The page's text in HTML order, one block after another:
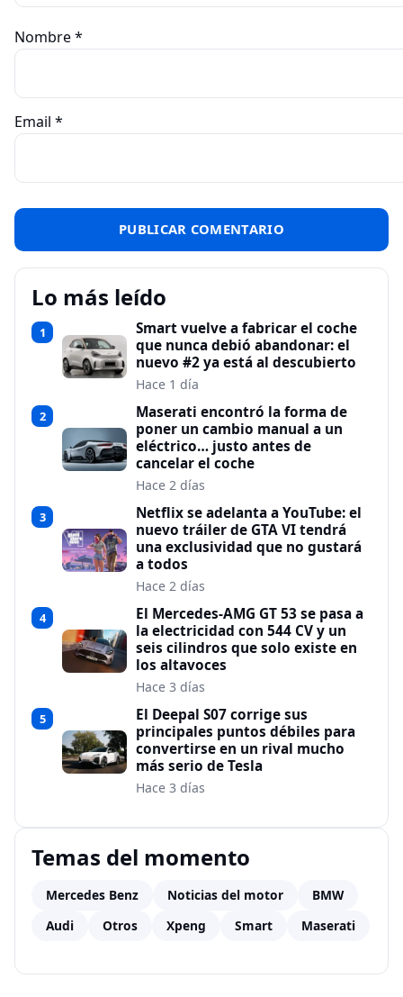
Nombre*
Email *
Lo más leído
1
Smart vuelve a fabricar el coche
que nunca debió abandonar: el
nuevo #2 ya está al descubierto
Hace 1 día
2
Maserati encontró la forma de
poner un cambio manual a un
eléctrico… justo antes de
cancelar el coche
Hace 2 días
3
Netflix se adelanta a YouTube: el
nuevo tráiler de GTA VI tendrá
una exclusividad que no gustará
a todos
Hace 2 días
4
El Mercedes-AMG GT 53 se pasa a
la electricidad con 544 CV y un
seis cilindros que solo existe en
los altavoces
Hace 3 días
5
El Deepal S07 corrige sus
principales puntos débiles para
convertirse en un rival mucho
más serio de Tesla
Hace 3 días
Temas del momento
Mercedes Benz Noticias del motor
BMW
Audi
Otros Xpeng Smart Maserati